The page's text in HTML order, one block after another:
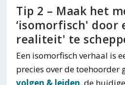
Tip 2 – Maak het
‘isomorfisch' door
realiteit' te
Een isomorfisch verhaal is
precies over de toehoorder
volgen & leiden, de